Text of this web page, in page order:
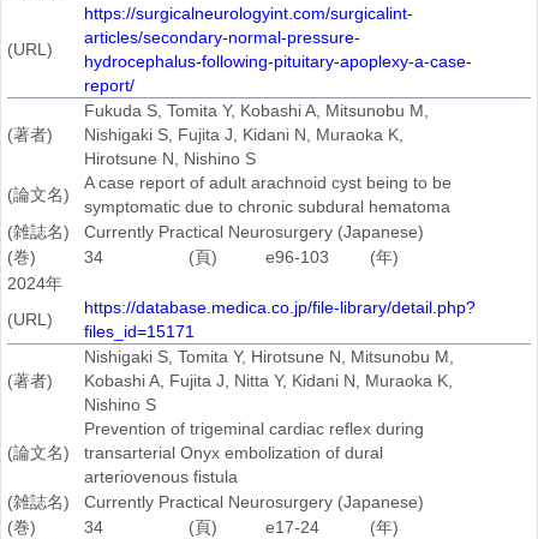
(URL)
https://surgicalneurologyint.com/surgicalint-
articles/secondary-normal-pressure-
hydrocephalus-following-pituitary-apoplexy-a-case-
report/
(著者)
Fukuda S, Tomita Y, Kobashi A, Mitsunobu M,
Nishigaki S, Fujita J, Kidani N, Muraoka K,
Hirotsune N, Nishino S
(論文名)
A case report of adult arachnoid cyst being to be
symptomatic due to chronic subdural hematoma
(雑誌名)
Currently Practical Neurosurgery (Japanese)
(巻)
34 (頁) e96-103
(年)
2024年
(URL)
https://database.medica.co.jp/file-library/detail.php?
files_id=15171
(著者)
Nishigaki S, Tomita Y, Hirotsune N, Mitsunobu M,
Kobashi A, Fujita J, Nitta Y, Kidani N, Muraoka K,
Nishino S
(論文名)
Prevention of trigeminal cardiac reflex during
transarterial Onyx embolization of dural
arteriovenous fistula
(雑誌名)
Currently Practical Neurosurgery (Japanese)
(巻)
34 (頁) e17-24
(年)